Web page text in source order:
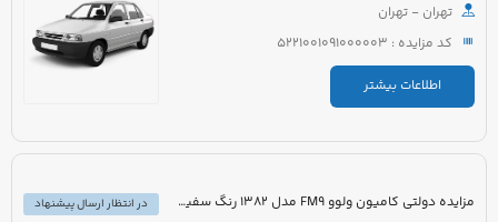
تهران - تهران
کد مزایده : 5221001091000003
اطلاعات بیشتر
مزایده دولتی کامیون ولوو FM9 مدل 1382 رنگ سفید روغنی
در انتظار ارسال پیشنهاد